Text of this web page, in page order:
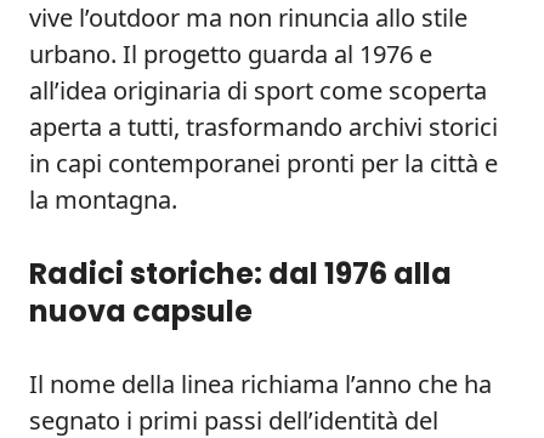
vive l’outdoor ma non rinuncia allo stile
urbano. Il progetto guarda al 1976 e
all’idea originaria di sport come scoperta
aperta a tutti, trasformando archivi storici
in capi contemporanei pronti per la città e
la montagna.
Radici storiche: dal 1976 alla
nuova capsule
Il nome della linea richiama l’anno che ha
segnato i primi passi dell’identità del